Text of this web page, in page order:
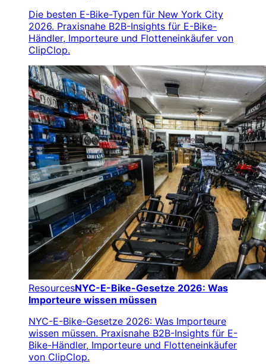
Die besten E-Bike-Typen für New York City
2026. Praxisnahe B2B-Insights für E-Bike-
Händler, Importeure und Flotteneinkäufer von
ClipClop.
ResourcesNYC-E-Bike-Gesetze 2026: Was
Importeure wissen müssen
NYC-E-Bike-Gesetze 2026: Was Importeure
wissen müssen. Praxisnahe B2B-Insights für E-
Bike-Händler, Importeure und Flotteneinkäufer
von ClipClop.